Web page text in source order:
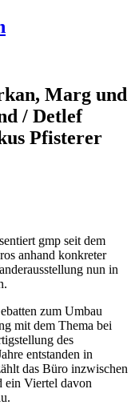
Marg und
/ Detlef
Pfisterer
gmp seit dem
anhand konkreter
nun in
zum Umbau
mit dem Thema bei
des
entstanden in
das Büro inzwischen
ein Viertel davon